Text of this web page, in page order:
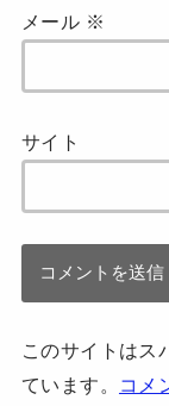
メール ※
サイト
このサイトはス
ています。
コメ